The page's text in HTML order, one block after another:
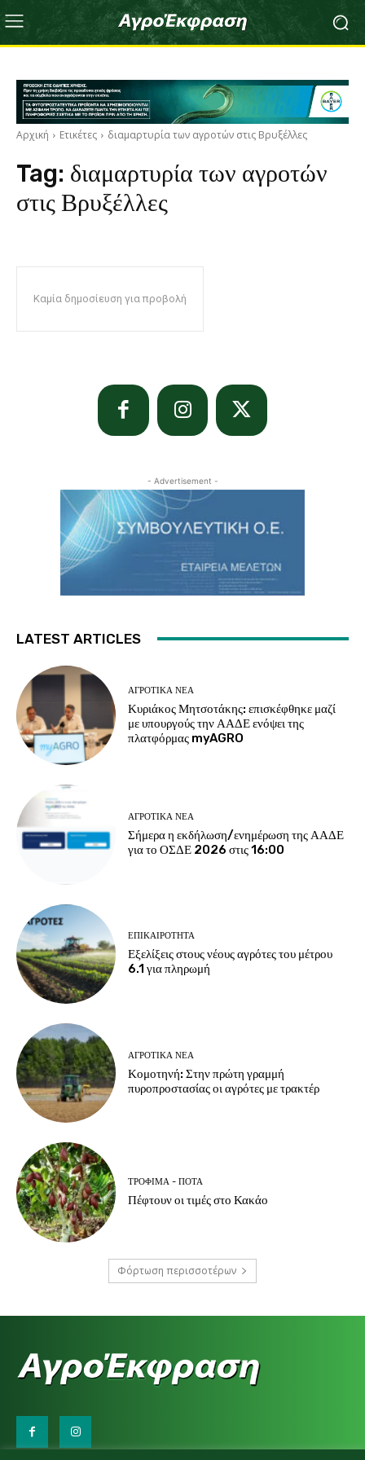
Αρχική Ετικέτες διαμαρτυρία των αγροτών στις Βρυξέλλες
Tag: διαμαρτυρία των αγροτών
στις Βρυξέλλες
Καμία δημοσίευση για προβολή
- Advertisement -
LATEST ARTICLES
ΑΓΡΟΤΙΚΆ ΝΈΑ
Κυριάκος Μητσοτάκης: επισκέφθηκε μαζί
με υπουργούς την ΑΑΔΕ ενόψει της
πλατφόρμας myAGRO
ΑΓΡΟΤΙΚΆ ΝΈΑ
Σήμερα η εκδήλωση/ενημέρωση της ΑΑΔΕ
για το ΟΣΔΕ 2026 στις 16:00
ΕΠΙΚΑΙΡΌΤΗΤΑ
Εξελίξεις στους νέους αγρότες του μέτρου
6.1 για πληρωμή
ΑΓΡΟΤΙΚΆ ΝΈΑ
Κομοτηνή: Στην πρώτη γραμμή
πυροπροστασίας οι αγρότες με τρακτέρ
ΤΡΌΦΙΜΑ - ΠΟΤΆ
Πέφτουν οι τιμές στο Κακάο
Φόρτωση περισσοτέρων